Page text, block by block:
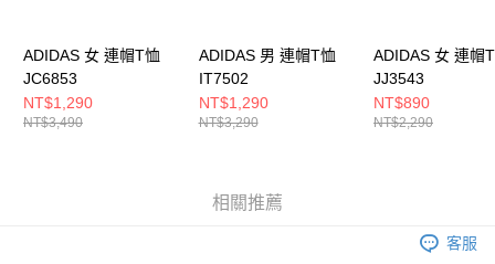
ADIDAS 女 連帽T恤
JC6853
NT$1,290
NT$3,490
ADIDAS 男 連帽T恤
IT7502
NT$1,290
NT$3,290
ADIDAS 女 連帽
JJ3543
NT$890
NT$2,290
相關推薦
客服